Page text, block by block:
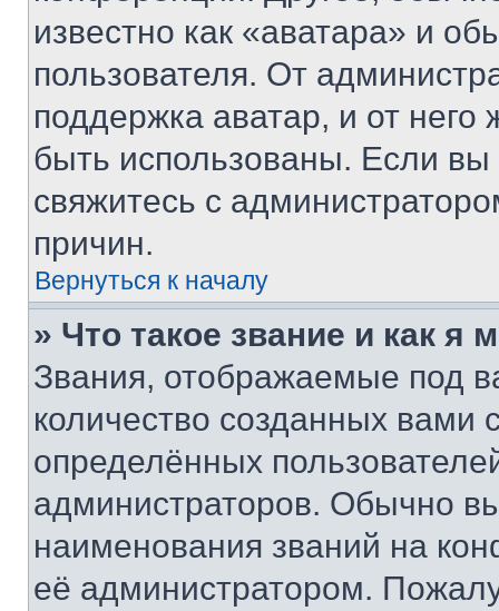
известно как «аватара» и
пользователя. От
поддержка аватар, и от него
быть использованы. Если
свяжитесь с
причин.
Вернуться к началу
» Что такое звание и как я
Звания, отображаемые под
количество созданных
определённых
администраторов. Обычно
наименования званий на
её администратором.